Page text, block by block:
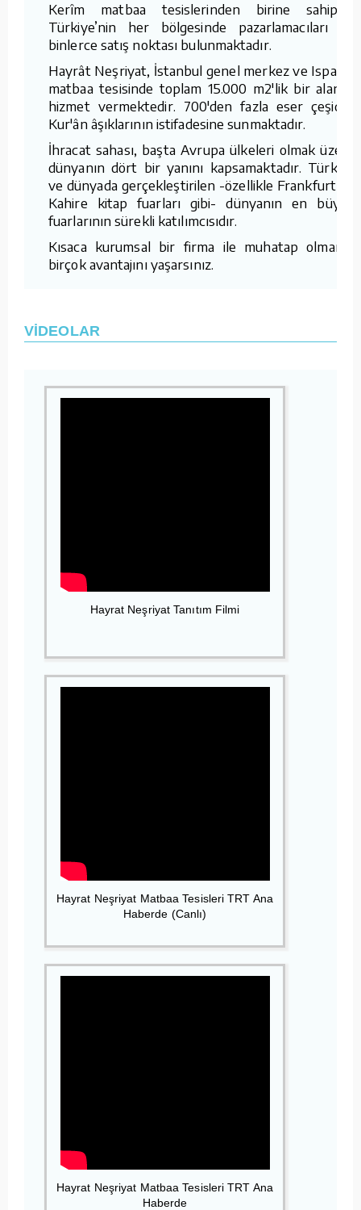
Kerîm matbaa tesislerinden birine sahiptir.
Türkiye’nin her bölgesinde pazarlamacıları ve
binlerce satış noktası bulunmaktadır.
Hayrât Neşriyat, İstanbul genel merkez ve Isparta
matbaa tesisinde toplam 15.000 m2'lik bir alanda
hizmet vermektedir. 700'den fazla eser çeşidini
Kur'ân âşıklarının istifadesine sunmaktadır.
İhracat sahası, başta Avrupa ülkeleri olmak üzere
dünyanın dört bir yanını kapsamaktadır. Türkiye
ve dünyada gerçekleştirilen -özellikle Frankfurt ve
Kahire kitap fuarları gibi- dünyanın en büyük
fuarlarının sürekli katılımcısıdır.
Kısaca kurumsal bir firma ile muhatap olmanın
birçok avantajını yaşarsınız.
VİDEOLAR
Hayrat Neşriyat Tanıtım Filmi
Hayrat Neşriyat Matbaa Tesisleri TRT Ana
Haberde (Canlı)
Hayrat Neşriyat Matbaa Tesisleri TRT Ana
Haberde